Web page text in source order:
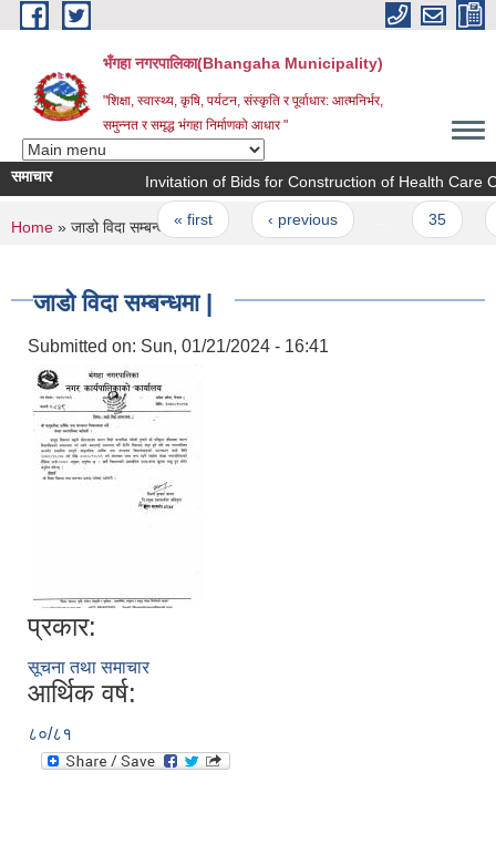
Skip to main content
भँगहा नगरपालिका(Bhangaha Municipality)
"शिक्षा, स्वास्थ्य, कृषि, पर्यटन, संस्कृति र पूर्वाधार: आत्मनिर्भर,
समुन्नत र समृद्ध भंगहा निर्माणको आधार "
समाचार Invitation of Bids for Construction of Health Care
Pages
« first ‹ previous
You are here
Home » जाडो विदा सम्बन्धमा |
जाडो विदा सम्बन्धमा |
Submitted on: Sun, 01/21/2024 - 16:41
प्रकार:
सूचना तथा समाचार
आर्थिक वर्ष:
८०/८१